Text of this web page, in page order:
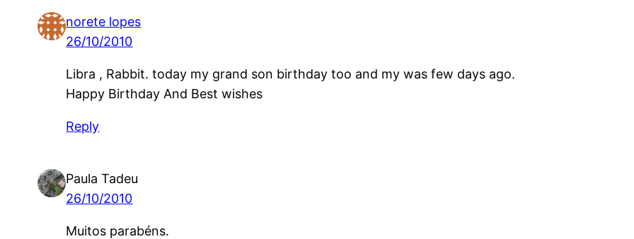
norete lopes
26/10/2010
Libra , Rabbit. today my grand son birthday too and my was few days ago.
Happy Birthday And Best wishes
Reply
Paula Tadeu
26/10/2010
Muitos parabéns.